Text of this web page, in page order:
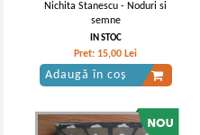
Nichita Stanescu - Noduri si
semne
IN STOC
Pret: 15,00 Lei
Adaugă în coș